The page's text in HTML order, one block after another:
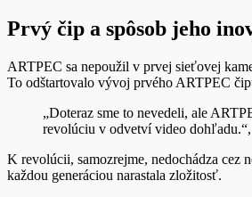
Prvý čip a spôsob jeho
ARTPEC sa nepoužil v prvej sieťovej
To odštartovalo vývoj prvého ARTPEC
„Doteraz sme to nevedeli, ale
revolúciu v odvetví video
K revolúcii, samozrejme, nedochádza cez
každou generáciou narastala zložitosť.